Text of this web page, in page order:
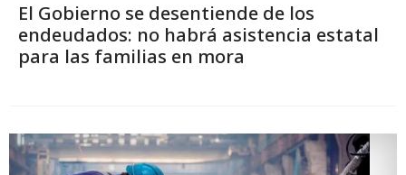
El Gobierno se desentiende de los
endeudados: no habrá asistencia estatal
para las familias en mora